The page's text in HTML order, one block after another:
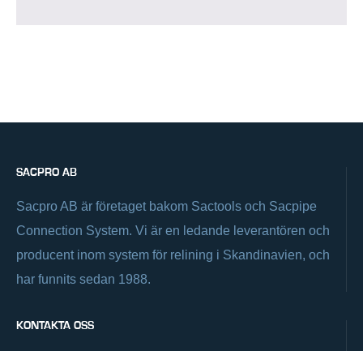
SACPRO AB
Sacpro AB är företaget bakom Sactools och Sacpipe
Connection System. Vi är en ledande leverantören och
producent inom system för relining i Skandinavien, och
har funnits sedan 1988.
KONTAKTA OSS